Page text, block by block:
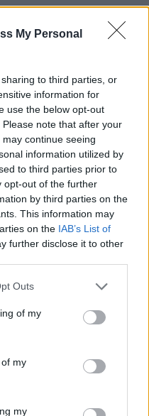
My Personal
to third parties, or
information for
use the below opt-out
note that after your
continue seeing
information utilized by
to third parties prior to
opt-out of the further
by third parties on the
This information may
on the IAB’s List of
further disclose it to other
Outs
of my
my
my
Luís Silva venceu o
zona Porto, da 2.ª
terça-feira, no
Varzim, o grande
que se sagrou campeã
na fase final
sobe à 1.ª divisão.
campeonato